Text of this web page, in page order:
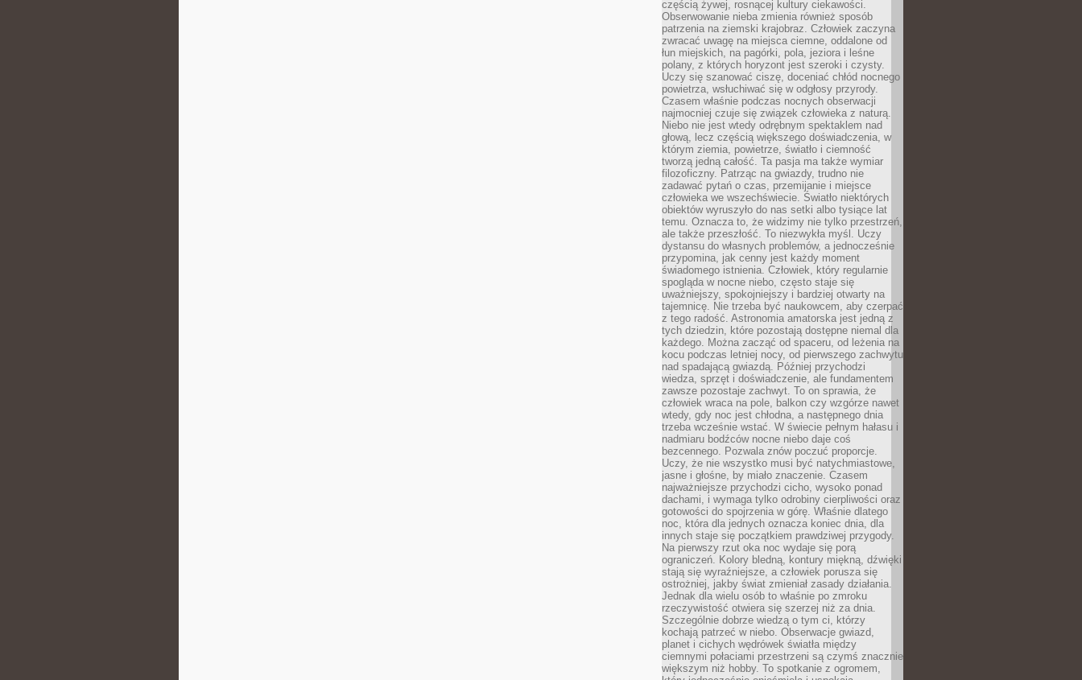
częścią żywej, rosnącej kultury ciekawości.
Obserwowanie nieba zmienia również sposób
patrzenia na ziemski krajobraz. Człowiek zaczyna
zwracać uwagę na miejsca ciemne, oddalone od
łun miejskich, na pagórki, pola, jeziora i leśne
polany, z których horyzont jest szeroki i czysty.
Uczy się szanować ciszę, doceniać chłód nocnego
powietrza, wsłuchiwać się w odgłosy przyrody.
Czasem właśnie podczas nocnych obserwacji
najmocniej czuje się związek człowieka z naturą.
Niebo nie jest wtedy odrębnym spektaklem nad
głową, lecz częścią większego doświadczenia, w
którym ziemia, powietrze, światło i ciemność
tworzą jedną całość. Ta pasja ma także wymiar
filozoficzny. Patrząc na gwiazdy, trudno nie
zadawać pytań o czas, przemijanie i miejsce
człowieka we wszechświecie. Światło niektórych
obiektów wyruszyło do nas setki albo tysiące lat
temu. Oznacza to, że widzimy nie tylko przestrzeń,
ale także przeszłość. To niezwykła myśl. Uczy
dystansu do własnych problemów, a jednocześnie
przypomina, jak cenny jest każdy moment
świadomego istnienia. Człowiek, który regularnie
spogląda w nocne niebo, często staje się
uważniejszy, spokojniejszy i bardziej otwarty na
tajemnicę. Nie trzeba być naukowcem, aby czerpać
z tego radość. Astronomia amatorska jest jedną z
tych dziedzin, które pozostają dostępne niemal dla
każdego. Można zacząć od spaceru, od leżenia na
kocu podczas letniej nocy, od pierwszego zachwytu
nad spadającą gwiazdą. Później przychodzi
wiedza, sprzęt i doświadczenie, ale fundamentem
zawsze pozostaje zachwyt. To on sprawia, że
człowiek wraca na pole, balkon czy wzgórze nawet
wtedy, gdy noc jest chłodna, a następnego dnia
trzeba wcześnie wstać. W świecie pełnym hałasu i
nadmiaru bodźców nocne niebo daje coś
bezcennego. Pozwala znów poczuć proporcje.
Uczy, że nie wszystko musi być natychmiastowe,
jasne i głośne, by miało znaczenie. Czasem
najważniejsze przychodzi cicho, wysoko ponad
dachami, i wymaga tylko odrobiny cierpliwości oraz
gotowości do spojrzenia w górę. Właśnie dlatego
noc, która dla jednych oznacza koniec dnia, dla
innych staje się początkiem prawdziwej przygody.
Na pierwszy rzut oka noc wydaje się porą
ograniczeń. Kolory bledną, kontury miękną, dźwięki
stają się wyraźniejsze, a człowiek porusza się
ostrożniej, jakby świat zmieniał zasady działania.
Jednak dla wielu osób to właśnie po zmroku
rzeczywistość otwiera się szerzej niż za dnia.
Szczególnie dobrze wiedzą o tym ci, którzy
kochają patrzeć w niebo. Obserwacje gwiazd,
planet i cichych wędrówek światła między
ciemnymi połaciami przestrzeni są czymś znacznie
większym niż hobby. To spotkanie z ogromem,